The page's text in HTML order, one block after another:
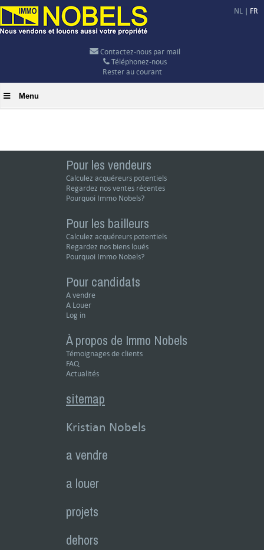
NL | FR
Contactez-nous par mail
Téléphonez-nous
Rester au courant
Menu
Pour les vendeurs
Calculez acquéreurs potentiels
Regardez nos ventes récentes
Pourquoi Immo Nobels?
Pour les bailleurs
Calculez acquéreurs potentiels
Regardez nos biens loués
Pourquoi Immo Nobels?
Pour candidats
A vendre
A Louer
Log in
À propos de Immo Nobels
Témoignages de clients
FAQ
Actualités
sitemap
Kristian Nobels
a vendre
a louer
projets
dehors